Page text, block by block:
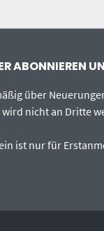
ABONNIEREN
über
wird nicht an Dritte
ist nur für